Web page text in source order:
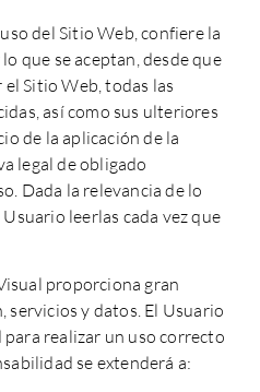
del Sitio Web, confiere la
que se aceptan, desde que
Sitio Web, todas las
así como sus ulteriores
de la aplicación de la
legal de obligado
Dada la relevancia de lo
leerlas cada vez que
proporciona gran
y datos. El Usuario
realizar un uso correcto
se extenderá a: